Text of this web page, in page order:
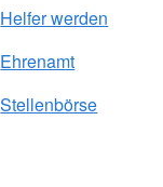
Helfer werden
Ehrenamt
Stellenbörse